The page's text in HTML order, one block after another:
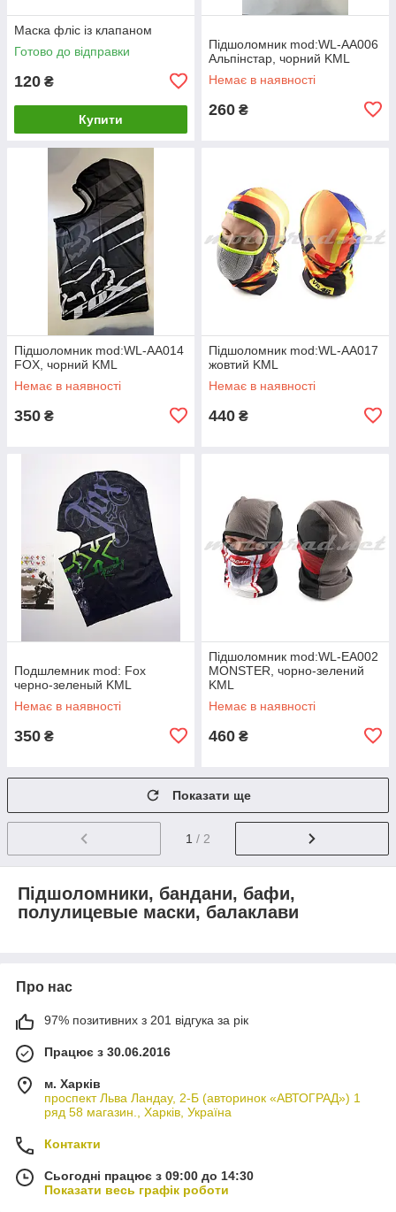
Маска фліс із клапаном
Готово до відправки
120 ₴
Купити
Підшоломник mod:WL-AA006
Альпінстар, чорний KML
Немає в наявності
260 ₴
Підшоломник mod:WL-AA014
FOX, чорний KML
Немає в наявності
350 ₴
Підшоломник mod:WL-AA017
жовтий KML
Немає в наявності
440 ₴
Подшлемник mod: Fox
черно-зеленый KML
Немає в наявності
350 ₴
Підшоломник mod:WL-EA002
MONSTER, чорно-зелений
KML
Немає в наявності
460 ₴
Показати ще
1 / 2
Підшоломники, бандани, бафи,
полулицевые маски, балаклави
Про нас
97% позитивних з 201 відгука за рік
Працює з 30.06.2016
м. Харків
проспект Льва Ландау, 2-Б (авторинок «АВТОГРАД») 1
ряд 58 магазин., Харків, Україна
Контакти
Сьогодні працює з 09:00 до 14:30
Показати весь графік роботи